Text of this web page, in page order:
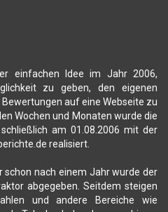
einfachen Idee im Jahr 2006,
zu geben, den eigenen
auf eine Webseite zu
Wochen und Monaten wurde die
am 01.08.2006 mit der
realisiert.
nach einem Jahr wurde der
abgegeben. Seitdem steigen
und andere Bereiche wie